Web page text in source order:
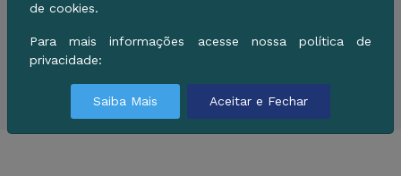
Sem Resultados!
de cookies.
Para mais informações acesse nossa política de
privacidade:
Saiba Mais Aceitar e Fechar